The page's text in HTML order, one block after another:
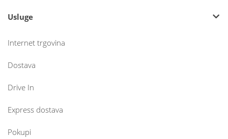
Usluge
Internet trgovina
Dostava
Drive In
Express dostava
Pokupi